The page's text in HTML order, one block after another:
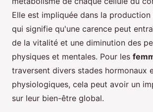
Elle est impliquée dans la
qui signifie qu'une carence peut
de la vitalité et une diminution des
physiques et mentales. Pour les
traversent divers stades hormonaux
physiologiques, cela peut avoir un
sur leur bien-être global.